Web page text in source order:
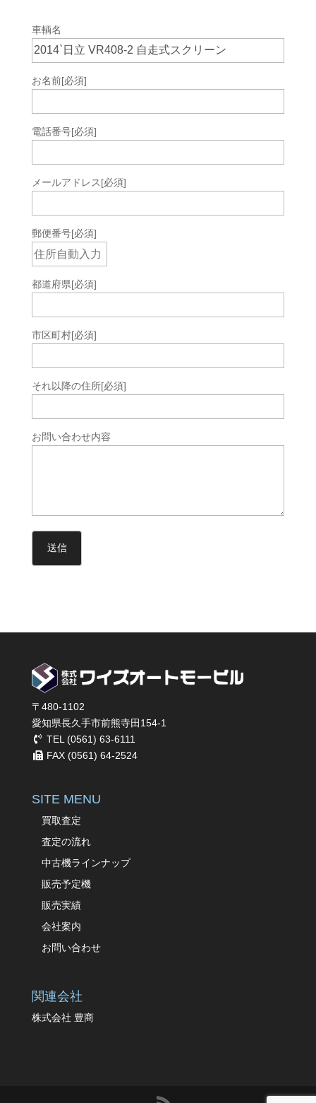
車輌名
お名前[必須]
電話番号[必須]
メールアドレス[必須]
郵便番号[必須]
都道府県[必須]
市区町村[必須]
それ以降の住所[必須]
お問い合わせ内容
〒480-1102
愛知県長久手市前熊寺田154-1
TEL (0561) 63-6111
FAX (0561) 64-2524
SITE MENU
買取査定
査定の流れ
中古機ラインナップ
販売予定機
販売実績
会社案内
お問い合わせ
関連会社
株式会社 豊商